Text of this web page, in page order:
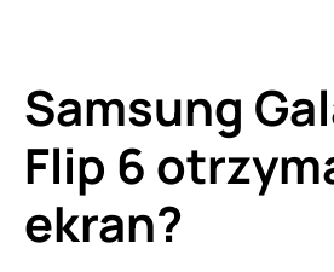
Samsung
Flip 6
ekran?